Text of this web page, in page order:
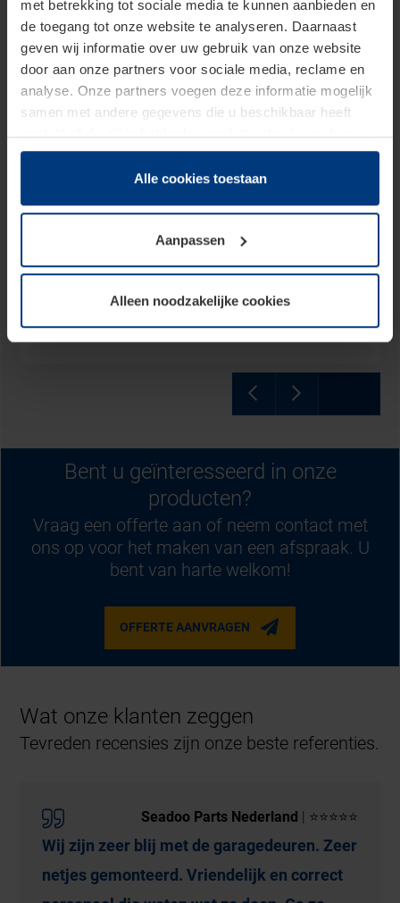
met betrekking tot sociale media te kunnen aanbieden en
de toegang tot onze website te analyseren. Daarnaast
geven wij informatie over uw gebruik van onze website
door aan onze partners voor sociale media, reclame en
analyse. Onze partners voegen deze informatie mogelijk
samen met andere gegevens die u beschikbaar heeft
gesteld of die zij in het kader van het gebruik van hun
dienstverlening hebben verzameld.
Juridisch zijn wij gerechtigd om cookies op uw computer
onze pagina's absoluut noodzakelijk is. Voor alle andere
soorten cookies is uw toestemming vereist. Uw
toestemming kunt u op elk moment bij de uitleg van de
wijzigen of herroepen.
Alle cookies toestaan
Aanpassen
Alleen noodzakelijke cookies
Voordeuren
topkwaliteit. Deze deuren bieden uitstekende
isolatie, hoge inbraakwerendheid en een modern
woning.
Bent u geïnteresseerd in onze
producten?
Vraag een offerte aan of neem contact met
ons op voor het maken van een afspraak. U
bent van harte welkom!
OFFERTE AANVRAGEN
Wat onze klanten zeggen
Tevreden recensies zijn onze beste referenties.
Seadoo Parts Nederland | ⭐⭐⭐⭐⭐
Wij zijn zeer blij met de garagedeuren. Zeer
netjes gemonteerd. Vriendelijk en correct